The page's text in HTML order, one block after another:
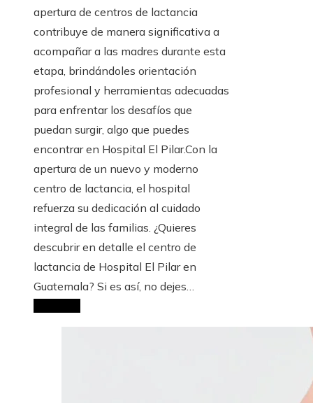
apertura de centros de lactancia
contribuye de manera significativa a
acompañar a las madres durante esta
etapa, brindándoles orientación
profesional y herramientas adecuadas
para enfrentar los desafíos que
puedan surgir, algo que puedes
encontrar en Hospital El Pilar.Con la
apertura de un nuevo y moderno
centro de lactancia, el hospital
refuerza su dedicación al cuidado
integral de las familias. ¿Quieres
descubrir en detalle el centro de
lactancia de Hospital El Pilar en
Guatemala? Si es así, no dejes…